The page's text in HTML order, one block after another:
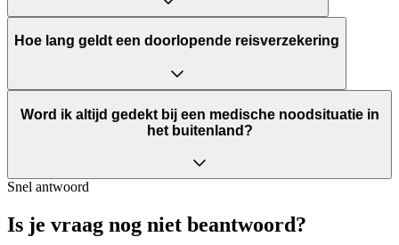
Hoe lang geldt een doorlopende reisverzekering
Word ik altijd gedekt bij een medische noodsituatie in
het buitenland?
Snel antwoord
Is je vraag nog niet beantwoord?